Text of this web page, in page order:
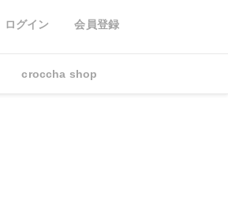
ログイン 会員登録
croccha shop